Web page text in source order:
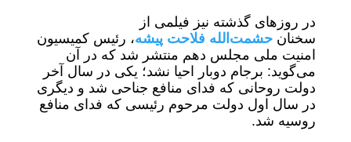
در روزهای گذشته نیز فیلمی از
سخنان حشمت‌الله فلاحت پیشه، رئیس کمیسیون
امنیت ملی مجلس دهم منتشر شد که در آن
می‌گوید: برجام دوبار احیا نشد؛ یکی در سال آخر
دولت روحانی که فدای منافع جناحی شد و دیگری
در سال اول دولت مرحوم رئیسی که فدای منافع
روسیه شد.